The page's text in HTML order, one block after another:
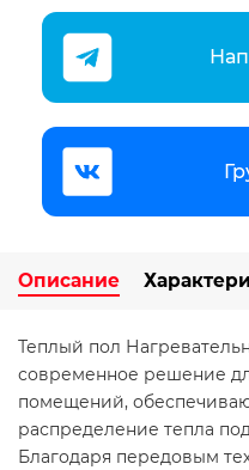
Описание
Теплый пол
современное решение
помещений,
распределение тепла
Благодаря передовым